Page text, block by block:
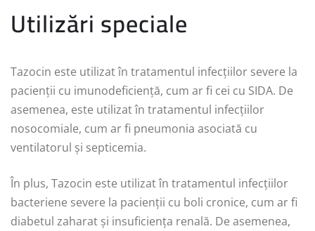
Utilizări speciale
Tazocin este utilizat în tratamentul infecțiilor severe la
pacienții cu imunodeficiență, cum ar fi cei cu SIDA. De
asemenea, este utilizat în tratamentul infecțiilor
nosocomiale, cum ar fi pneumonia asociată cu
ventilatorul și septicemia.
În plus, Tazocin este utilizat în tratamentul infecțiilor
bacteriene severe la pacienții cu boli cronice, cum ar fi
diabetul zaharat și insuficiența renală. De asemenea,